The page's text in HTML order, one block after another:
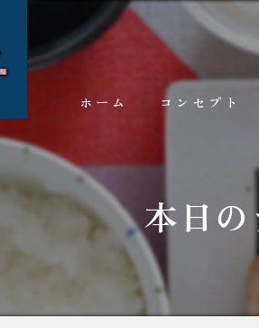
ホーム コンセプト
本日の